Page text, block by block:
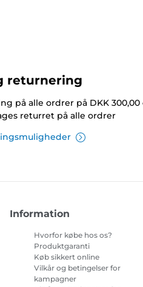
returnering
på alle ordrer på DKK 300,00
returret på alle ordrer
Information
Hvorfor købe hos os?
Produktgaranti
Køb sikkert online
Vilkår og betingelser for
kampagner